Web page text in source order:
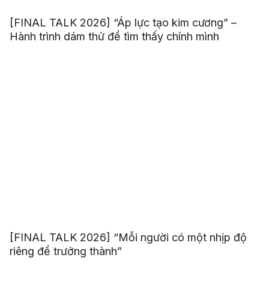
[FINAL TALK 2026] “Áp lực tạo kim cương” –
Hành trình dám thử để tìm thấy chính mình
[FINAL TALK 2026] “Mỗi người có một nhịp độ
riêng để trưởng thành”